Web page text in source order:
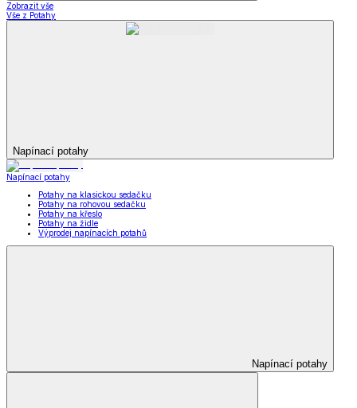
Zobrazit vše
Vše z Potahy
Napínací potahy
Napínací potahy
Potahy na klasickou sedačku
Potahy na rohovou sedačku
Potahy na křeslo
Potahy na židle
Výprodej napínacích potahů
Napínací potahy